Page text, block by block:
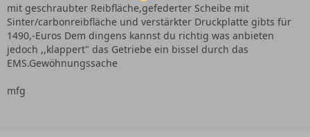
mit geschraubter Reibfläche,gefederter Scheibe mit
Sinter/carbonreibfläche und verstärkter Druckplatte gibts für
1490,-Euros Dem dingens kannst du richtig was anbieten
jedoch ,,klappert" das Getriebe ein bissel durch das
EMS.Gewöhnungssache
mfg